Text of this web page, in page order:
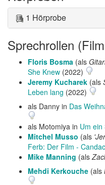
1 Hörprobe
Sprechrollen
Floris Bosma (als
She Knew (2022)
Jeremy Kucharek (als
Leben lang (2022)
als Danny in Das
als Motomiya in Um
Mitchel Musso (als
Ferb: Der Film -
Mike Manning (als
Mehdi Kerkouche (als